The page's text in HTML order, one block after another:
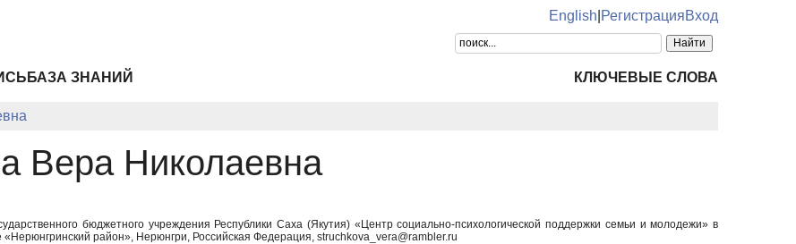
English РегистрацияВход
БАЗА ЗНАНИЙ КЛЮЧЕВЫЕ СЛОВА
Вера Николаевна
бюджетного учреждения Республики Саха (Якутия) «Центр социально-психологической поддержки семьи и молодежи» в
район», Нерюнгри, Российская Федерация, struchkova_vera@rambler.ru